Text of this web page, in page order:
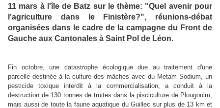
11 mars à l'île de Batz sur le thème: "Quel avenir pour
l'agriculture dans le Finistère?", réunions-débat
organisées dans le cadre de la campagne du Front de
Gauche aux Cantonales à Saint Pol de Léon.
Fin octobre, une catastrophe écologique due au traitement d'une
parcelle destinée à la culture des mâches avec du Metam Sodium, un
pesticide toxique interdit à la commercialisation, a conduit à la
destruction de 130 tonnes de truites dans la pisciculture de Plougoulm,
mais aussi de toute la faune aquatique du Guillec sur plus de 13 km et